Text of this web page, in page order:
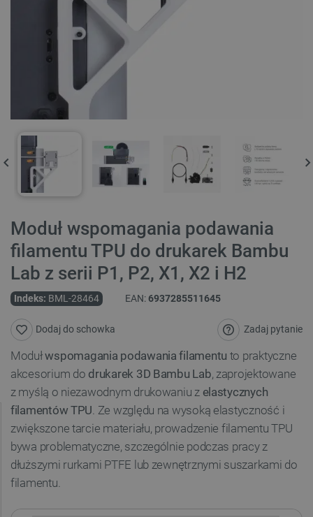
Moduł wspomagania podawania
filamentu TPU do drukarek Bambu
Lab z serii P1, P2, X1, X2 i H2
Indeks: BML-28464 EAN:6937285511645
Zadaj pytanie
Dodaj do schowka
Modułwspomagania podawania filamentu to praktyczne
akcesorium do drukarek 3D Bambu Lab, zaprojektowane
z myślą o niezawodnym drukowaniu z elastycznych
filamentów TPU. Ze względu na wysoką elastyczność i
zwiększone tarcie materiału, prowadzenie filamentu TPU
bywa problematyczne, szczególnie podczas pracy z
dłuższymi rurkami PTFE lub zewnętrznymi suszarkami do
filamentu.